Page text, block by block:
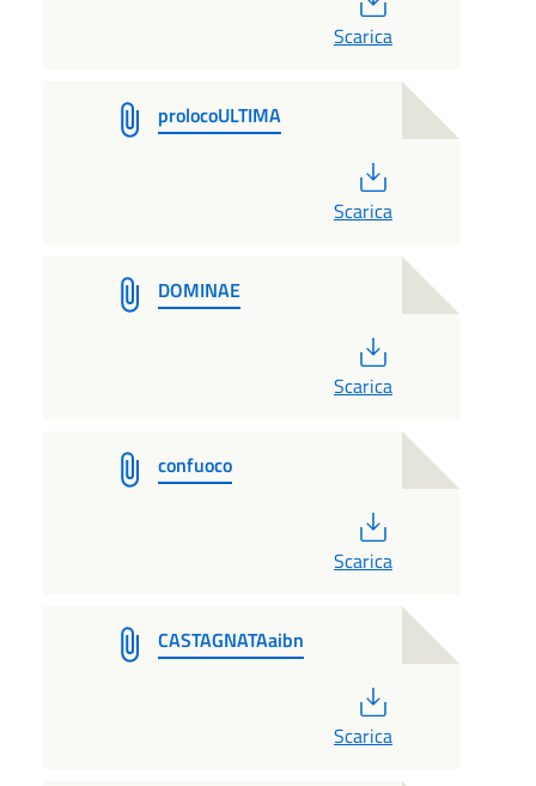
Scarica
prolocoULTIMA
Scarica
DOMINAE
Scarica
confuoco
Scarica
CASTAGNATAaibn
Scarica